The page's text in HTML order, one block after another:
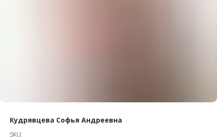
Кудрявцева Софья Андреевна
SKU: